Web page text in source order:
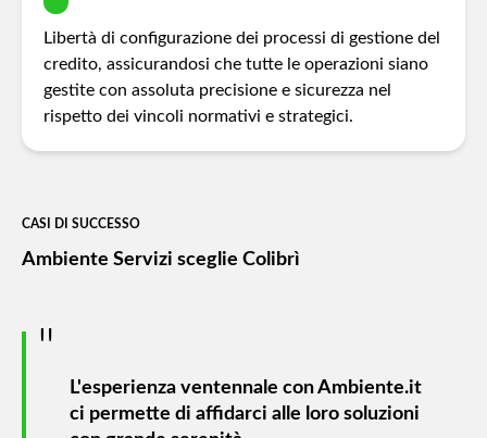
Libertà di configurazione dei processi di gestione del
credito, assicurandosi che tutte le operazioni siano
gestite con assoluta precisione e sicurezza nel
rispetto dei vincoli normativi e strategici.
CASI DI SUCCESSO
Ambiente Servizi sceglie Colibrì
L'esperienza ventennale con Ambiente.it
ci permette di affidarci alle loro soluzioni